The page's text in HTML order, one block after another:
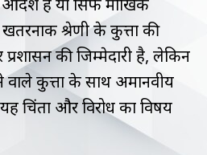
खतरनाक श्रेणी के कुत्तों की
की जिम्मेदारी है, लेकिन
कुत्तों के साथ अमानवीय
चिंता और विरोध का विषय